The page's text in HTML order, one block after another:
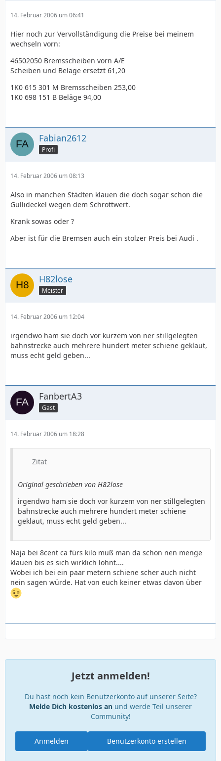
14. Februar 2006 um 06:41
Hier noch zur Vervollständigung die Preise bei meinem
wechseln vorn:
46502050 Bremsscheiben vorn A/E
Scheiben und Beläge ersetzt 61,20
1K0 615 301 M Bremsscheiben 253,00
1K0 698 151 B Beläge 94,00
Fabian2612
Profi
14. Februar 2006 um 08:13
Also in manchen Städten klauen die doch sogar schon die
Gullideckel wegen dem Schrottwert.
Krank sowas oder ?
Aber ist für die Bremsen auch ein stolzer Preis bei Audi .
H82lose
Meister
14. Februar 2006 um 12:04
irgendwo ham sie doch vor kurzem von ner stillgelegten
bahnstrecke auch mehrere hundert meter schiene geklaut,
muss echt geld geben...
FanbertA3
Gast
14. Februar 2006 um 18:28
Zitat
Original geschrieben von H82lose
irgendwo ham sie doch vor kurzem von ner stillgelegten
bahnstrecke auch mehrere hundert meter schiene
geklaut, muss echt geld geben...
Naja bei 8cent ca fürs kilo muß man da schon nen menge
klauen bis es sich wirklich lohnt....
Wobei ich bei ein paar metern schiene scher auch nicht
nein sagen würde. Hat von euch keiner etwas davon über
Jetzt anmelden!
Du hast noch kein Benutzerkonto auf unserer Seite?
Melde Dich kostenlos an und werde Teil unserer
Community!
Benutzerkonto erstellen
Anmelden